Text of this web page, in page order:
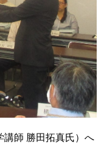
講師 勝田拓真氏）へ